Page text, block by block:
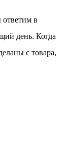
ответим в
день. Когда
с товара,